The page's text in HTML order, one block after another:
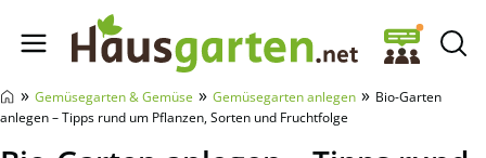
Hausgarten.net
» Gemüsegarten & Gemüse » Gemüsegarten anlegen » Bio-Garten
anlegen – Tipps rund um Pflanzen, Sorten und Fruchtfolge